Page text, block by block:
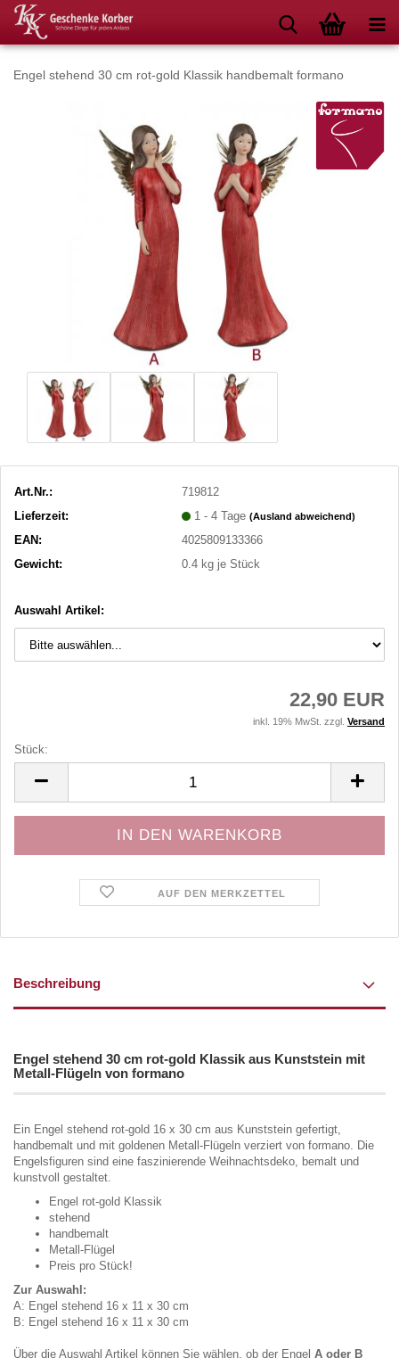
Engel stehend 30 cm rot-gold Klassik handbemalt formano
Art.Nr.:
719812
Lieferzeit:
1 - 4 Tage(Ausland abweichend)
EAN:
4025809133366
Gewicht:
0.4 kg je Stück
Auswahl Artikel:
22,90 EUR
inkl. 19% MwSt. zzgl. Versand
Stück:
AUF DEN MERKZETTEL
Beschreibung
Engel stehend 30 cm rot-gold Klassik aus Kunststein mit
Metall-Flügeln von formano
Ein Engel stehend rot-gold 16 x 30 cm aus Kunststein gefertigt,
handbemalt und mit goldenen Metall-Flügeln verziert von formano. Die
Engelsfiguren sind eine faszinierende Weihnachtsdeko, bemalt und
kunstvoll gestaltet.
Engel rot-gold Klassik
stehend
handbemalt
Metall-Flügel
Preis pro Stück!
Zur Auswahl:
A: Engel stehend 16 x 11 x 30 cm
B: Engel stehend 16 x 11 x 30 cm
Über die Auswahl Artikel können Sie wählen, ob der Engel A oder B